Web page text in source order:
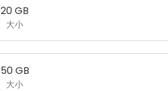
20GB
大小
50GB
大小